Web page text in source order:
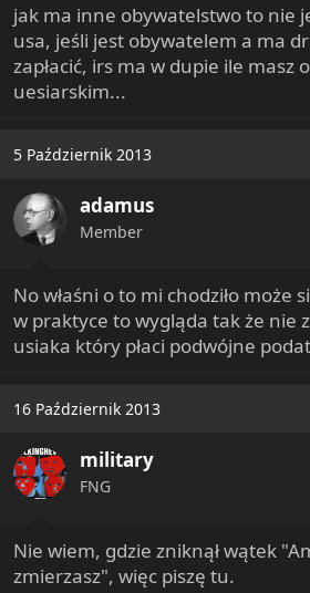
jak ma inne obywatelstwo to nie
usa, jeśli jest obywatelem a ma
zapłacić, irs ma w dupie ile masz
uesiarskim...
5 Październik 2013
adamus
Member
No właśni o to mi chodziło może
w praktyce to wygląda tak że nie
usiaka który płaci podwójne
16 Październik 2013
military
FNG
Nie wiem, gdzie zniknął wątek
zmierzasz", więc piszę tu.